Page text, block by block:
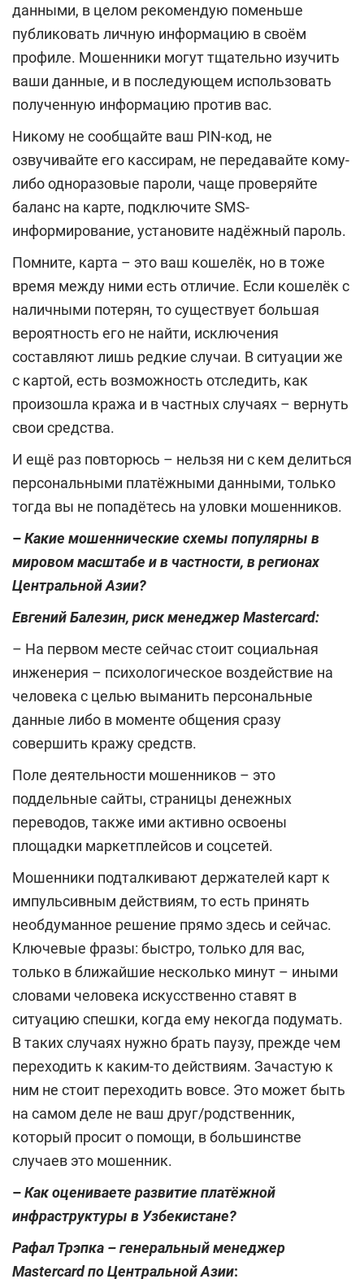
данными, в целом рекомендую поменьше
публиковать личную информацию в своём
профиле. Мошенники могут тщательно изучить
ваши данные, и в последующем использовать
полученную информацию против вас.
Никому не сообщайте ваш PIN-код, не
озвучивайте его кассирам, не передавайте кому-
либо одноразовые пароли, чаще проверяйте
баланс на карте, подключите SMS-
информирование, установите надёжный пароль.
Помните, карта – это ваш кошелёк, но в тоже
время между ними есть отличие. Если кошелёк с
наличными потерян, то существует большая
вероятность его не найти, исключения
составляют лишь редкие случаи. В ситуации же
с картой, есть возможность отследить, как
произошла кража и в частных случаях – вернуть
свои средства.
И ещё раз повторюсь – нельзя ни с кем делиться
персональными платёжными данными, только
тогда вы не попадётесь на уловки мошенников.
–Какие мошеннические схемы популярны в
мировом масштабе и в частности, в регионах
Центральной Азии?
Евгений Балезин, риск менеджерMastercard:
– На первом месте сейчас стоит социальная
инженерия – психологическое воздействие на
человека с целью выманить персональные
данные либо в моменте общения сразу
совершить кражу средств.
Поле деятельности мошенников – это
поддельные сайты, страницы денежных
переводов, также ими активно освоены
площадки маркетплейсов и соцсетей.
Мошенники подталкивают держателей карт к
импульсивным действиям, то есть принять
необдуманное решение прямо здесь и сейчас.
Ключевые фразы: быстро, только для вас,
только в ближайшие несколько минут – иными
словами человека искусственно ставят в
ситуацию спешки, когда ему некогда подумать.
В таких случаях нужно брать паузу, прежде чем
переходить к каким-то действиям. Зачастую к
ним не стоит переходить вовсе. Это может быть
на самом деле не ваш друг/родственник,
который просит о помощи, в большинстве
случаев это мошенник.
–Как оцениваете развитие платёжной
инфраструктуры в Узбекистане?
Рафал Трэпка – генеральный менеджер
Mastercardпо Центральной Азии: